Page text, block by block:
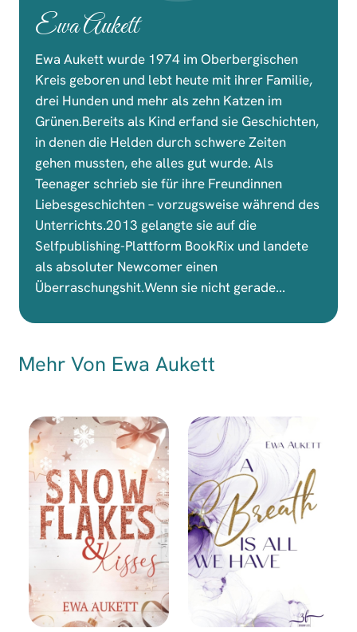
Ewa Aukett
Ewa Aukett wurde 1974 im Oberbergischen
Kreis geboren und lebt heute mit ihrer Familie,
drei Hunden und mehr als zehn Katzen im
Grünen.Bereits als Kind erfand sie Geschichten,
in denen die Helden durch schwere Zeiten
gehen mussten, ehe alles gut wurde. Als
Teenager schrieb sie für ihre Freundinnen
Liebesgeschich­ten – vorzugsweise während des
Unterrichts.2013 gelangte sie auf die
Selfpublishing-Plattform BookRix und landete
als absoluter Newcomer einen
Überraschungshit.Wenn sie nicht gerade...
Mehr Von Ewa Aukett